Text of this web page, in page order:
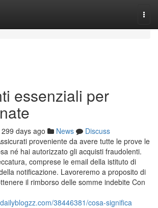
essenziali per
299 days ago News
Discuss
proveniente da avere tutte le prove le
né hai autorizzato gli acquisti fraudolenti.
comprese le email della istituto di
notificazione. Lavoreremo a proposito di
il rimborso delle somme indebite Con
38446381/cosa-significa